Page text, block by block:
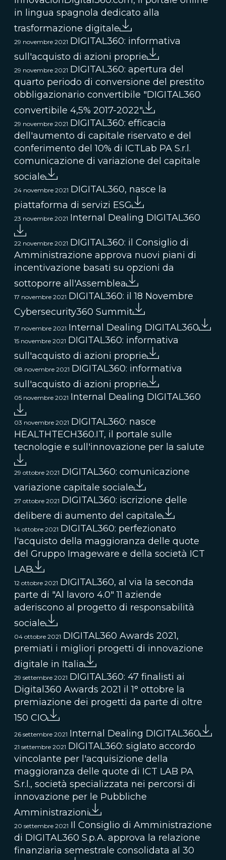
in lingua spagnola dedicato alla
trasformazione digitale
29 novembre 2021 DIGITAL360: informativa
sull'acquisto di azioni proprie
29 novembre 2021 DIGITAL360: apertura del
quarto periodo di conversione del prestito
obbligazionario convertibile "DIGITAL360
convertibile 4,5% 2017-2022"
29 novembre 2021 DIGITAL360: efficacia
dell'aumento di capitale riservato e del
conferimento del 10% di ICTLab PA S.r.l.
comunicazione di variazione del capitale
sociale
24 novembre 2021 DIGITAL360, nasce la
piattaforma di servizi ESG
23 novembre 2021 Internal Dealing DIGITAL360
22 novembre 2021 DIGITAL360: il Consiglio di
Amministrazione approva nuovi piani di
incentivazione basati su opzioni da
sottoporre all'Assemblea
17 novembre 2021 DIGITAL360: il 18 Novembre
Cybersecurity360 Summit
17 novembre 2021 Internal Dealing DIGITAL360
15 novembre 2021 DIGITAL360: informativa
sull'acquisto di azioni proprie
08 novembre 2021 DIGITAL360: informativa
sull'acquisto di azioni proprie
05 novembre 2021 Internal Dealing DIGITAL360
03 novembre 2021 DIGITAL360: nasce
HEALTHTECH360.IT, il portale sulle
tecnologie e sull'innovazione per la salute
29 ottobre 2021 DIGITAL360: comunicazione
variazione capitale sociale
27 ottobre 2021 DIGITAL360: iscrizione delle
delibere di aumento del capitale
14 ottobre 2021 DIGITAL360: perfezionato
l'acquisto della maggioranza delle quote
del Gruppo Imageware e della società ICT
LAB
12 ottobre 2021 DIGITAL360, al via la seconda
parte di "Al lavoro 4.0" 11 aziende
aderiscono al progetto di responsabilità
sociale
04 ottobre 2021 DIGITAL360 Awards 2021,
premiati i migliori progetti di innovazione
digitale in Italia
29 settembre 2021 DIGITAL360: 47 finalisti ai
Digital360 Awards 2021 il 1° ottobre la
premiazione dei progetti da parte di oltre
150 CIO
26 settembre 2021 Internal Dealing DIGITAL360
21 settembre 2021 DIGITAL360: siglato accordo
vincolante per l'acquisizione della
maggioranza delle quote di ICT LAB PA
S.r.l., società specializzata nei percorsi di
innovazione per le Pubbliche
Amministrazioni
20 settembre 2021 Il Consiglio di Amministrazione
di DIGITAL360 S.p.A. approva la relazione
finanziaria semestrale consolidata al 30